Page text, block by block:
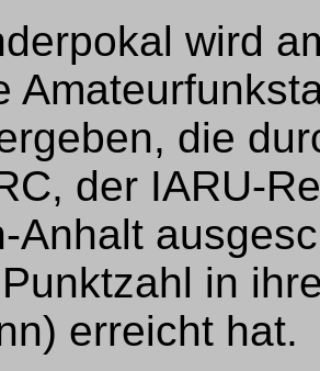
wird
die
der IARU-
Anhalt
in
erreicht hat.